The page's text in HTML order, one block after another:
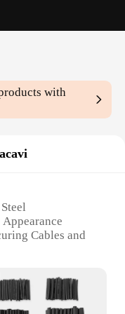
with
Cables and
Office, or